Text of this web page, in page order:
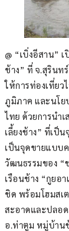
@ “เบิ่งอีสาน”
ช้าง” ที่ จ.สุรินท
ให้การท่องเที่ยว
ภูมิภาค และนโย
ไทย ด้วยการนำ
เลี้ยงช้าง” ที่เป็
เป็นจุดขายแบบ
วัฒนธรรมของ “
เรือนช้าง “กูยอา
ชิด พร้อมโฮมสเ
สะอาดและปลอ
อ.ท่าตูม หมู่บ้าน